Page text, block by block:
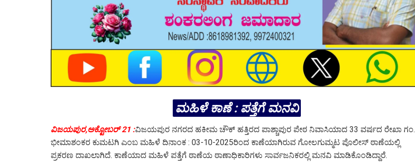
ಮಹಿಳೆ ಕಾಣೆ : ಪತ್ತೆಗೆ ಮನವಿ
ವಿಜಯಪುರ,ಅಕ್ಟೋಬರ್ 21 :ವಿಜಯಪುರ ನಗರದ ಹಕೀಮ ಚೌಕ್ ಹತ್ತಿರದ ಪಾಶ್ಚಾಪುರ ಪೇಠ ನಿವಾಸಿಯಾದ 33 ವರ್ಷದ ರೇಖಾ ಗಂ.
ಭೀಮಾಶಂಕರ ಕುಮಟಗಿ ಎಂಬ ಮಹಿಳೆ ದಿನಾಂಕ : 03-10-2025ರಿಂದ ಕಾಣೆಯಾಗಿರುವ ಗೋಲಗುಮ್ಮಟ ಪೊಲೀಸ್ ಠಾಣೆಯಲ್ಲಿ
ಪ್ರಕರಣ ದಾಖಲಾಗಿದೆ. ಕಾಣೆಯಾದ ಮಹಿಳೆ ಪತ್ತೆಗೆ ಠಾಣೆಯ ಠಾಣಾಧಿಕಾರಿಗಳು ಸಾರ್ವಜನಿಕರಲ್ಲಿ ಮನವಿ ಮಾಡಿಕೊಂಡಿದ್ದಾರೆ.